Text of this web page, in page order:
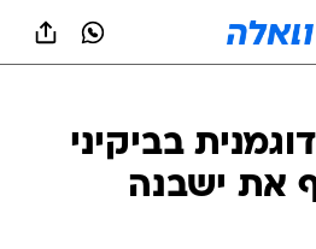
בביקיני
את ישבנה